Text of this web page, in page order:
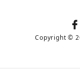
Copyright ©